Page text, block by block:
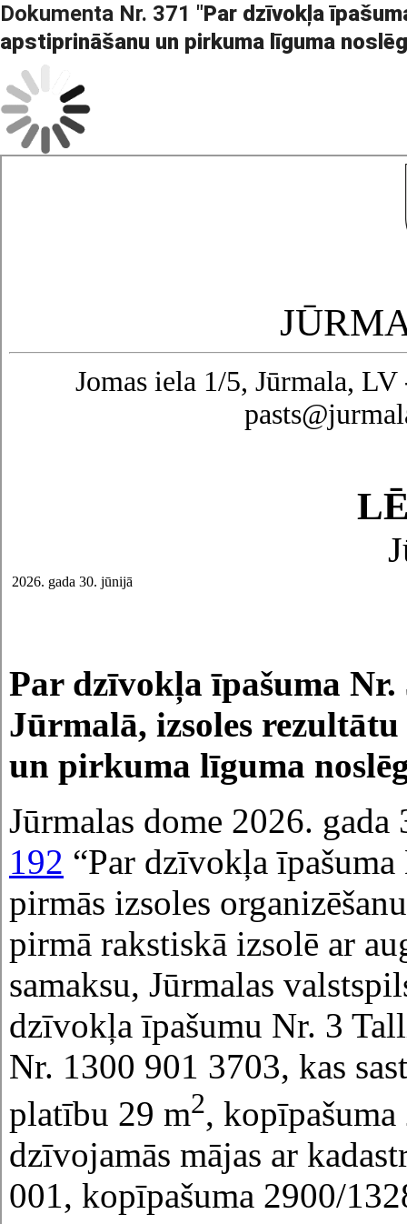
Dokumenta Nr. 371 "Par dzīvokļa
apstiprināšanu un pirkuma līguma